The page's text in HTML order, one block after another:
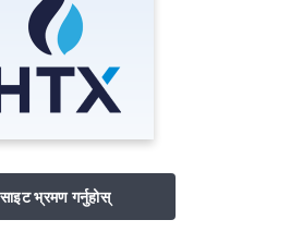
साइट भ्रमण गर्नुहोस्